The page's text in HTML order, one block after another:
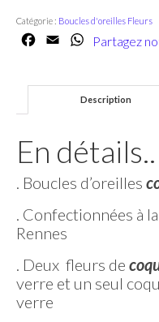
coquelicots
allongées
en
massif
Catégorie : Boucles d'oreilles Fleurs
Facebook
Email WhatsApp
Partagez
Description
En détails..
. Boucles d’oreilles
. Confectionnées à
Rennes
. Deux fleurs de
verre et un seul
verre